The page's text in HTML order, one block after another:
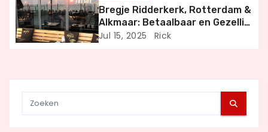
t
i
Bregje Ridderkerk, Rotterdam &
Alkmaar: Betaalbaar en Gezellig
Uit Eten
Jul 15, 2025 Rick